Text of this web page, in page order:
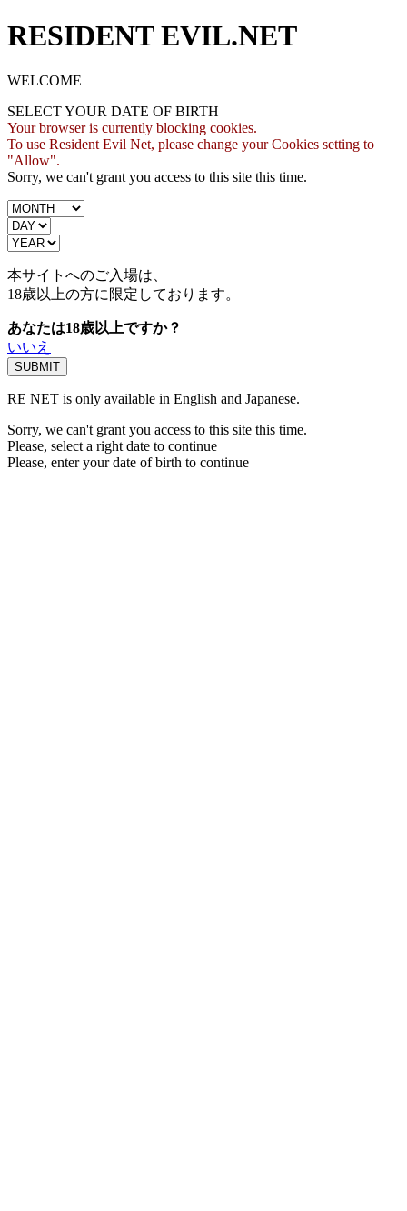
RESIDENT EVIL.NET
WELCOME
SELECT YOUR DATE OF BIRTH
Your browser is currently blocking cookies.
To use Resident Evil Net, please change your Cookies setting to
"Allow".
Sorry, we can't grant you access to this site this time.
本サイトへのご入場は、
18歳以上の方に限定しております。
あなたは18歳以上ですか？
いいえ
RE NET is only available in English and Japanese.
Sorry, we can't grant you access to this site this time.
Please, select a right date to continue
Please, enter your date of birth to continue